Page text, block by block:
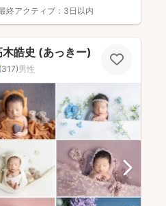
終アクティブ： 3日以内
皓史 (あっきー)
(317)男性